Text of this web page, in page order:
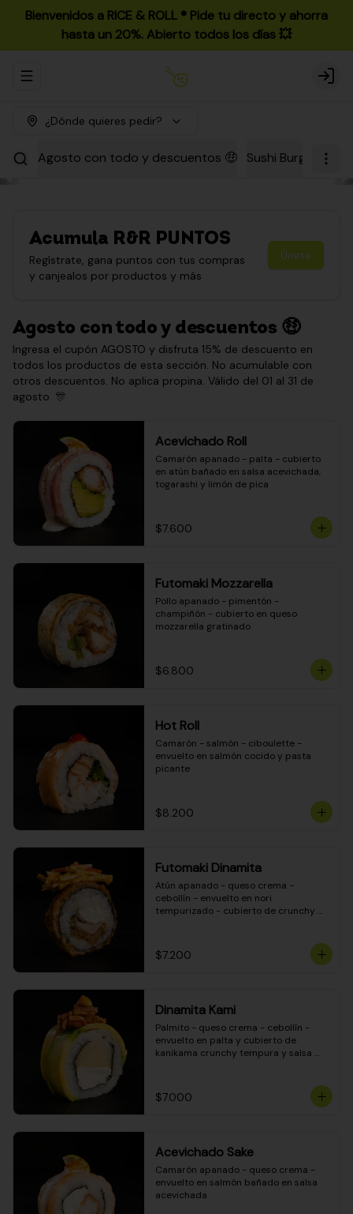
Bienvenidos a RICE & ROLL ®️ Pide tu directo y ahorra
hasta un 20%. Abierto todos los días 💥
Abrir menu de navegación Login
¿Dónde quieres pedir?
Agosto con todo y descuentos 🤑 Sushi Burgers
Acumula R&R PUNTOS
Regístrate, gana puntos con tus compras
y canjealos por productos y más
Únete
Agosto con todo y descuentos 🤑
Ingresa el cupón AGOSTO y disfruta 15% de descuento en
todos los productos de esta sección. No acumulable con
otros descuentos. No aplica propina. Válido del 01 al 31 de
agosto. 🎊
Acevichado Roll
Camarón apanado - palta - cubierto
en atún bañado en salsa acevichada,
togarashi y limón de pica
$7.600
Futomaki Mozzarella
Pollo apanado - pimentón -
champiñón - cubierto en queso
mozzarella gratinado
$6.800
Hot Roll
Camarón - salmón - ciboulette -
envuelto en salmón cocido y pasta
picante
$8.200
Futomaki Dinamita
Atún apanado - queso crema -
cebollín - envuelto en nori
tempurizado - cubierto de crunchy
$7.200
Dinamita Kami
Palmito - queso crema - cebollín -
envuelto en palta y cubierto de
kanikama crunchy tempura y salsa
$7.000
Acevichado Sake
Camarón apanado - queso crema -
envuelto en salmón bañado en salsa
acevichada